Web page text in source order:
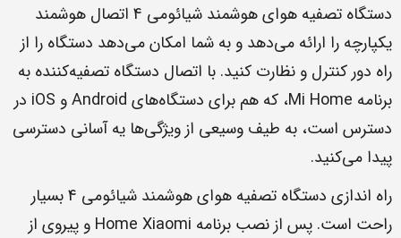
دستگاه تصفیه هوای هوشمند شیائومی 4 اتصال هوشمند
یکپارچه را ارائه می‌دهد و به شما امکان می‌دهد دستگاه را از
راه دور کنترل و نظارت کنید. با اتصال دستگاه تصفیه‌کننده به
برنامه Mi Home، که هم برای دستگاه‌های Android و iOS در
دسترس است، به طیف وسیعی از ویژگی‌ها یه آسانی دسترسی
پیدا می‌کنید.
راه اندازی دستگاه تصفیه هوای هوشمند شیائومی 4 بسیار
راحت است. پس از نصب برنامه Home Xiaomi و پیروی از